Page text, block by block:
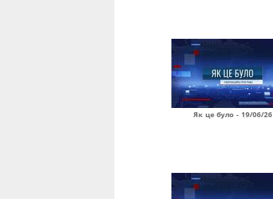
Як це було - 19/06/26